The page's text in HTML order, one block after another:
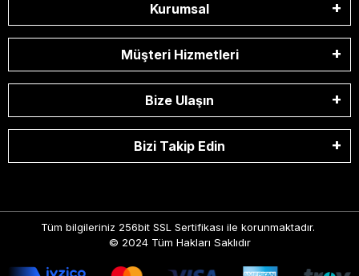
Kurumsal
Müşteri Hizmetleri
Bize Ulaşın
Bizi Takip Edin
Tüm bilgileriniz 256bit SSL Sertifikası ile korunmaktadır.
© 2024 Tüm Hakları Saklıdır